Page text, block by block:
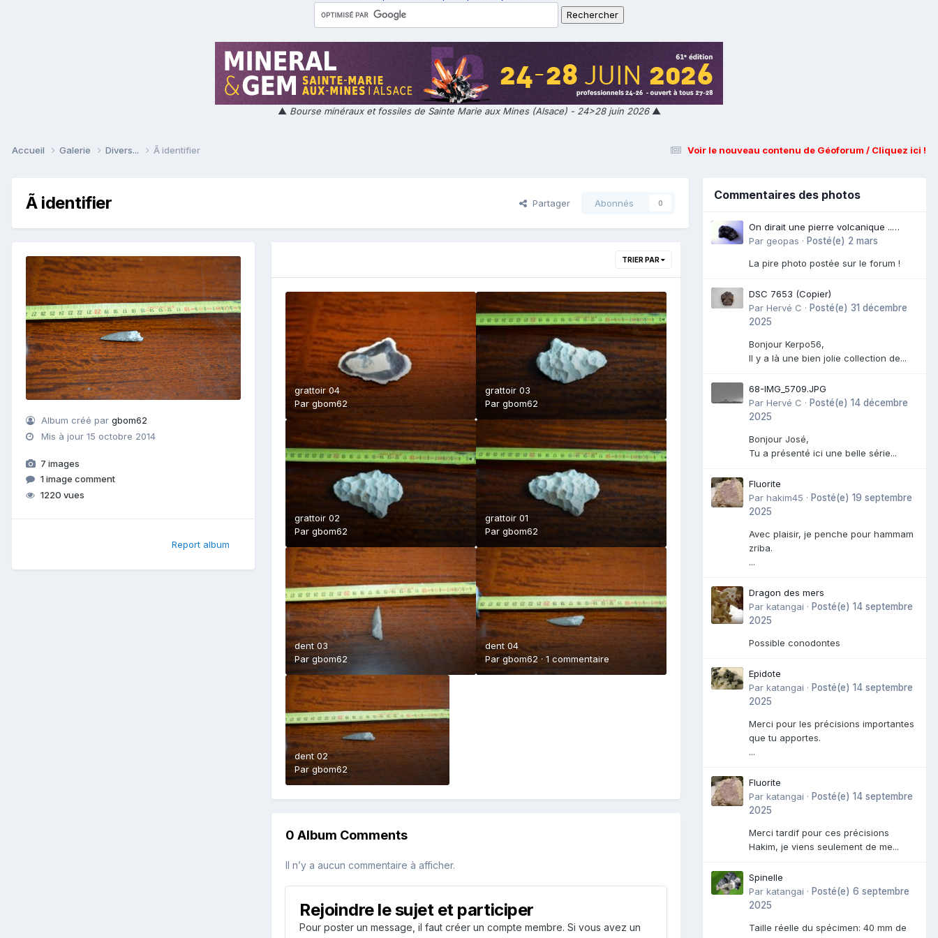
▲ Bourse minéraux et fossiles de Sainte Marie aux Mines (Alsace) - 24>28 juin 2026▲
Voir le nouveau contenu de Géoforum / Cliquez ici !
Accueil Galerie Divers... Ã identifier
Ã identifier Partager Abonnés 0
Album créé pargbom62
Mis à jour15 octobre 2014
7 images
1 image comment
1220 vues
Report album
TRIER PAR
grattoir 04
Par gbom62
grattoir 03
Par gbom62
grattoir 02
Par gbom62
grattoir 01
Par gbom62
dent 03
Pargbom62
dent 04
Par gbom62 · 1 commentaire
dent 02
Par gbom62
0 Album Comments
Il n’y a aucun commentaire à afficher.
Rejoindre le sujet et participer
Pour poster un message, il faut créer un compte membre. Si vous avez un
Commentaires des photos
On dirait une pierre volcanique ..
Langogne- Rive de l\'Alli
Par geopas · Posté(e) 2 mars
La pire photo postée sur le forum !
DSC 7653 (Copier)
Par Hervé C · Posté(e) 31 décembre
2025
Bonjour Kerpo56,
Il y a là une bien jolie collection de...
68-IMG_5709.JPG
Par Hervé C · Posté(e) 14 décembre
2025
Bonjour José,
Tu a présenté ici une belle série...
Fluorite
Par hakim45 · Posté(e) 19 septembre
2025
Avec plaisir, je penche pour hammam
zriba.
...
Dragon des mers
Par katangai · Posté(e) 14 septembre
2025
Possible conodontes
Epidote
Par katangai · Posté(e) 14 septembre
2025
Merci pour les précisions importantes
que tu apportes.
...
Fluorite
Par katangai · Posté(e) 14 septembre
2025
Merci tardif pour ces précisions
Hakim, je viens seulement de me...
Spinelle
Par katangai · Posté(e) 6 septembre
2025
Taille réelle du spécimen: 40 mm de